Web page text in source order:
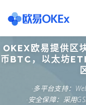
content
欧意交易所 关于
欧意团队 欧意
OKEX欧易提供区
币BTC，以太坊
·多平台支持：
·安全保障：采用